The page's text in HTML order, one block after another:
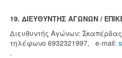
19. ΔΙΕΥΘΥΝΤΗΣ ΑΓΩΝΩΝ /
Διευθυντής Αγώνων:
τηλέφωνο 6932321997, e-mail:
.